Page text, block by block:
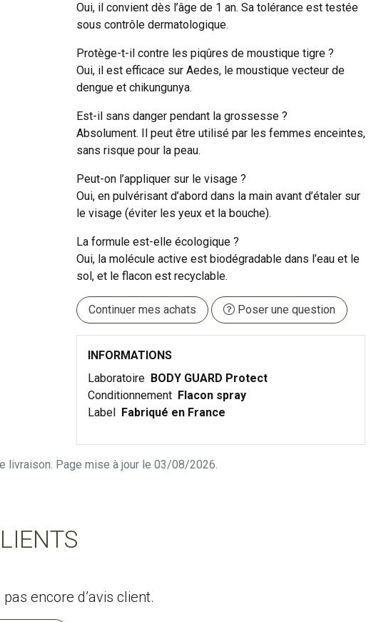
Oui, il convient dès l’âge de 1 an. Sa tolérance est testée
sous contrôle dermatologique.
Protège-t-il contre les piqûres de moustique tigre ?
Oui, il est efficace sur Aedes, le moustique vecteur de
dengue et chikungunya.
Est-il sans danger pendant la grossesse ?
Absolument. Il peut être utilisé par les femmes enceintes,
sans risque pour la peau.
Peut-on l’appliquer sur le visage ?
Oui, en pulvérisant d’abord dans la main avant d’étaler sur
le visage (éviter les yeux et la bouche).
La formule est-elle écologique ?
Oui, la molécule active est biodégradable dans l’eau et le
sol, et le flacon est recyclable.
Continuer mes achats Poser une question
INFORMATIONS
Laboratoire BODY GUARD Protect
Conditionnement Flacon spray
Label Fabriqué en France
livraison. Page mise à jour le 03/08/2026.
encore d’avis client.